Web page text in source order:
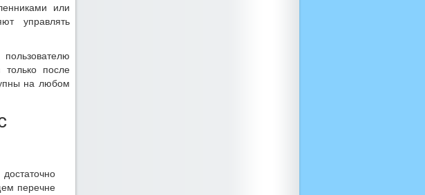
или
управлять
после
на любом
перечне